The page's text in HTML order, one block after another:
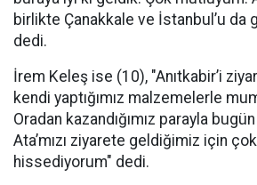
birlikte Çanakkale ve İstanbul’u da
dedi.
İrem Keleş ise (10), "Anıtkabir’i
kendi yaptığımız malzemelerle
Oradan kazandığımız parayla
Ata’mızı ziyarete geldiğimiz için
hissediyorum" dedi.